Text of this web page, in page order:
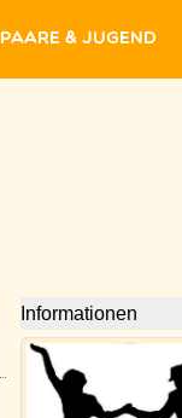
Paare & Jugend
Informationen